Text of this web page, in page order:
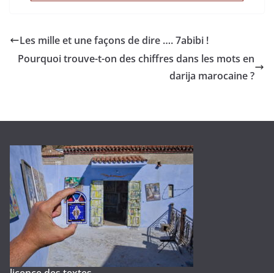
Les mille et une façons de dire …. 7abibi !
Pourquoi trouve-t-on des chiffres dans les mots en
darija marocaine ?